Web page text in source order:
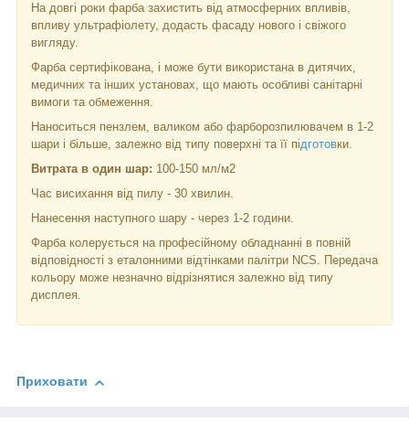
На довгі роки фарба захистить від атмосферних впливів,
впливу ультрафіолету, додасть фасаду нового і свіжого
вигляду.
Фарба сертифікована, і може бути використана в дитячих,
медичних та інших установах, що мають особливі санітарні
вимоги та обмеження.
Наноситься пензлем, валиком або фарборозпилювачем в 1-2
шари і більше, залежно від типу поверхні та її підготовки.
Витрата в один шар: 100-150 мл/м2
Час висихання від пилу - 30 хвилин.
Нанесення наступного шару - через 1-2 години.
Фарба колерується на професійному обладнанні в повній
відповідності з еталонними відтінками палітри NCS. Передача
кольору може незначно відрізнятися залежно від типу
дисплея.
Приховати